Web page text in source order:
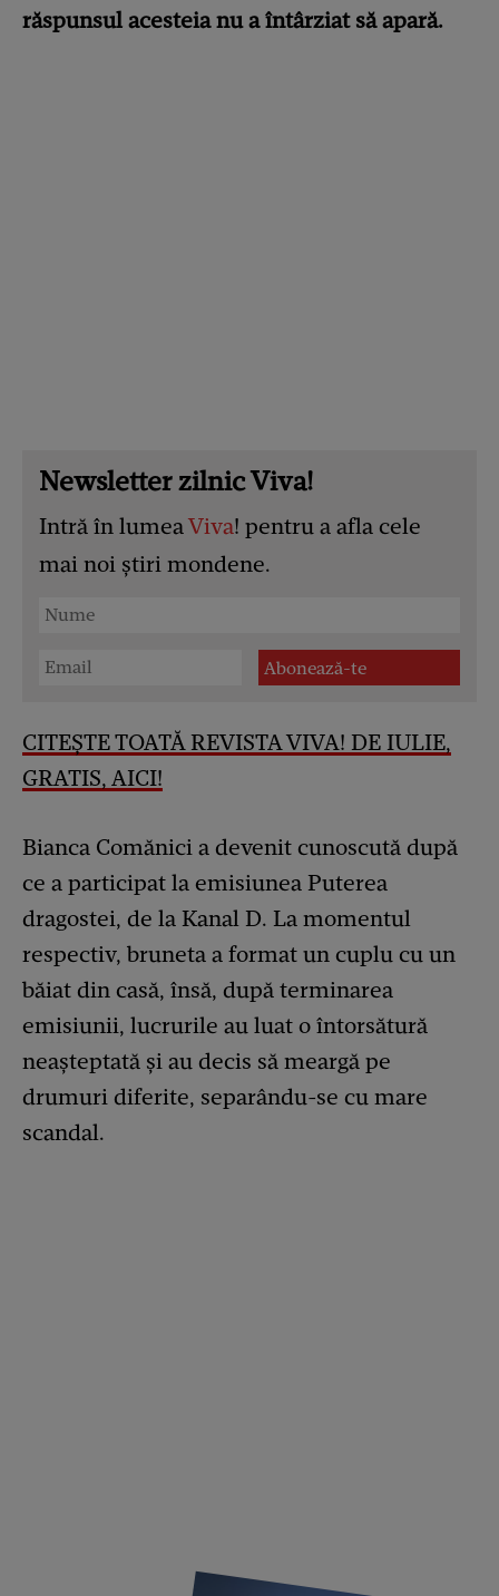
răspunsul acesteia nu a întârziat să apară.
Newsletter zilnic Viva!
Intră în lumeaViva! pentru a afla cele
mai noi știri mondene.
CITEȘTE TOATĂ REVISTA VIVA! DE IULIE,
GRATIS, AICI!
Bianca Comănici a devenit cunoscută după
ce a participat la emisiunea Puterea
dragostei, de la Kanal D. La momentul
respectiv, bruneta a format un cuplu cu un
băiat din casă, însă, după terminarea
emisiunii, lucrurile au luat o întorsătură
neașteptată și au decis să meargă pe
drumuri diferite, separându-se cu mare
scandal.